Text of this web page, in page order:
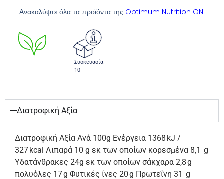
Ανακαλύψτε όλα τα προϊόντα της Optimum Nutrition ON!
Συσκευασία
10
Διατροφική Αξία
Διατροφική Αξία Ανά 100g Ενέργεια 1368 kJ /
327 kcal Λιπαρά 10 g εκ των οποίων κορεσμένα 8,1 g
Υδατάνθρακες 24g εκ των οποίων σάκχαρα 2,8 g
πολυόλες 17 g Φυτικές ίνες 20 g Πρωτεΐνη 31 g